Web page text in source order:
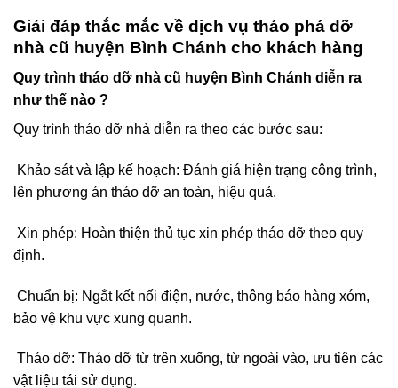
Giải đáp thắc mắc về dịch vụ tháo phá dỡ
nhà cũ huyện Bình Chánh cho khách hàng
Quy trình tháo dỡ nhà cũ huyện Bình Chánh diễn ra
như thế nào ?
Quy trình tháo dỡ nhà diễn ra theo các bước sau:
Khảo sát và lập kế hoạch: Đánh giá hiện trạng công trình,
lên phương án tháo dỡ an toàn, hiệu quả.
Xin phép: Hoàn thiện thủ tục xin phép tháo dỡ theo quy
định.
Chuẩn bị: Ngắt kết nối điện, nước, thông báo hàng xóm,
bảo vệ khu vực xung quanh.
Tháo dỡ: Tháo dỡ từ trên xuống, từ ngoài vào, ưu tiên các
vật liệu tái sử dụng.